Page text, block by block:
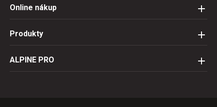
Online nákup
Produkty
ALPINE PRO